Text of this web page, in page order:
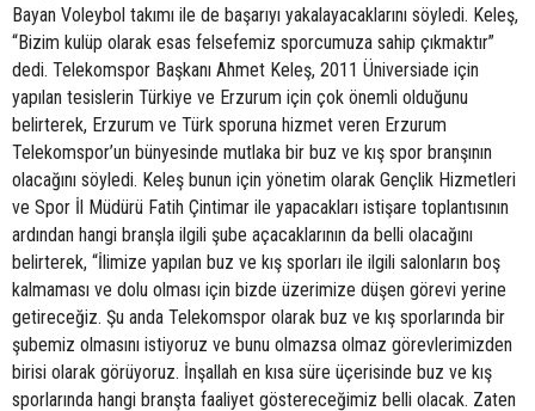
Bayan Voleybol takımı ile de başarıyı yakalayacaklarını söyledi. Keleş,
“Bizim kulüp olarak esas felsefemiz sporcumuza sahip çıkmaktır”
dedi. Telekomspor Başkanı Ahmet Keleş, 2011 Üniversiade için
yapılan tesislerin Türkiye ve Erzurum için çok önemli olduğunu
belirterek, Erzurum ve Türk sporuna hizmet veren Erzurum
Telekomspor’un bünyesinde mutlaka bir buz ve kış spor branşının
olacağını söyledi. Keleş bunun için yönetim olarak Gençlik Hizmetleri
ve Spor İl Müdürü Fatih Çintimar ile yapacakları istişare toplantısının
ardından hangi branşla ilgili şube açacaklarının da belli olacağını
belirterek, “İlimize yapılan buz ve kış sporları ile ilgili salonların boş
kalmaması ve dolu olması için bizde üzerimize düşen görevi yerine
getireceğiz. Şu anda Telekomspor olarak buz ve kış sporlarında bir
şubemiz olmasını istiyoruz ve bunu olmazsa olmaz görevlerimizden
birisi olarak görüyoruz. İnşallah en kısa süre üçerisinde buz ve kış
sporlarında hangi branşta faaliyet göstereceğimiz belli olacak. Zaten